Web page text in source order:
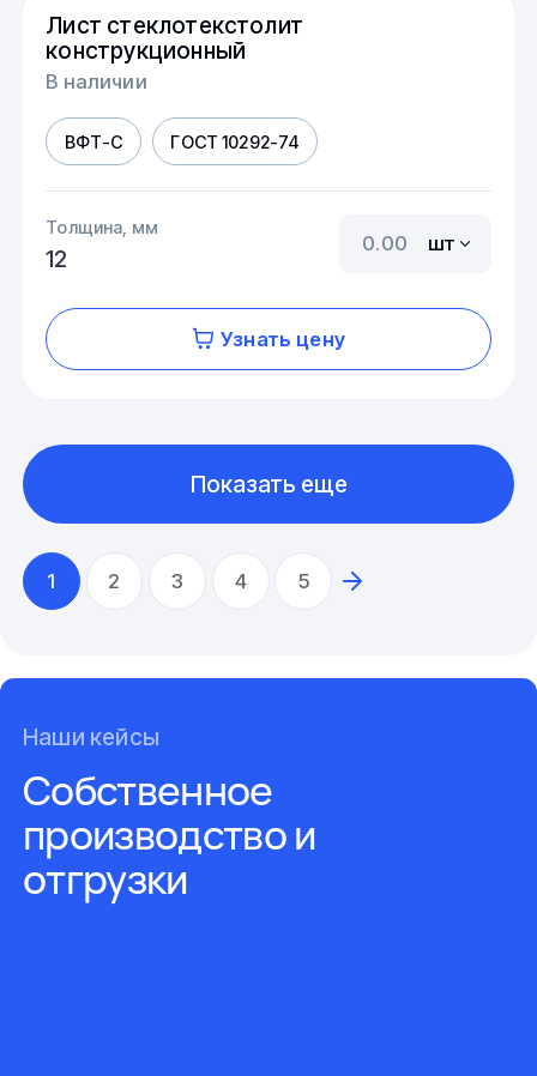
Лист стеклотекстолит
конструкционный
В наличии
ВФТ-С ГОСТ 10292-74
Толщина, мм
12
шт
Узнать цену
1 2 3 4 5
Показать еще
Наши кейсы
Собственное
производство и
отгрузки